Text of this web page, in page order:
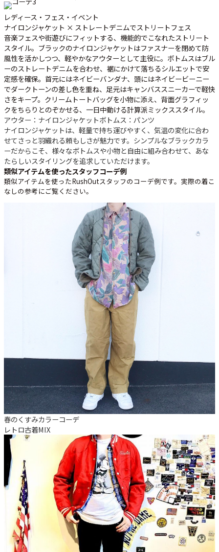
レディース・フェス・イベント
ナイロンジャケット × ストレートデニムでストリートフェス
音楽フェスや街遊びにフィットする、機能的でこなれたストリート
スタイル。ブラックのナイロンジャケットはファスナーを閉めて防
風性を活かしつつ、軽やかなアウターとして主役に。ボトムスはブル
ーのストレートデニムを合わせ、裾にかけて落ちるシルエットで安
定感を確保。首元にはネイビーバンダナ、頭にはネイビービーニー
でダークトーンの差し色を重ね、足元はキャンバススニーカーで軽快
さをキープ。クリームトートバッグを小物に添え、背面グラフィッ
クをちらりとのぞかせる、一日中動ける計算派ミックススタイル。
アウター：ナイロンジャケットボトムス：パンツ
ナイロンジャケットは、軽量で持ち運びやすく、気温の変化に合わ
せてさっと羽織れる頼もしさが魅力です。シンプルなブラックカラ
ーだからこそ、様々なボトムスや小物と自由に組み合わせて、あな
たらしいスタイリングを追求していただけます。
類似アイテムを使ったスタッフコーデ例
類似アイテムを使ったRushOutスタッフのコーデ例です。実際の着こ
なしの参考にご覧ください。
春のくすみカラーコーデ
レトロ古着MIX